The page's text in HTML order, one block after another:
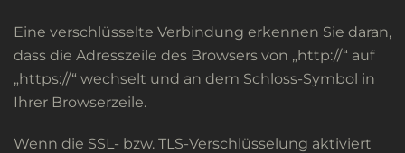
Eine verschlüsselte Verbindung erkennen Sie daran,
dass die Adresszeile des Browsers von „http://“ auf
„https://“ wechselt und an dem Schloss-Symbol in
Ihrer Browserzeile.
Wenn die SSL- bzw. TLS-Verschlüsselung aktiviert